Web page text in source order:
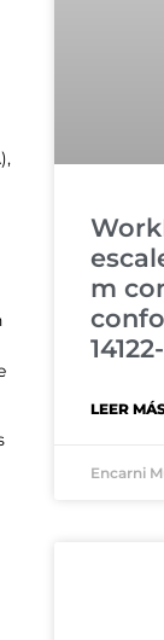
m
LEER
Encarni